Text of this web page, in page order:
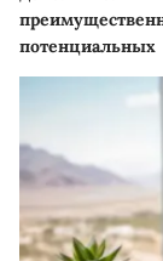
потенциальных